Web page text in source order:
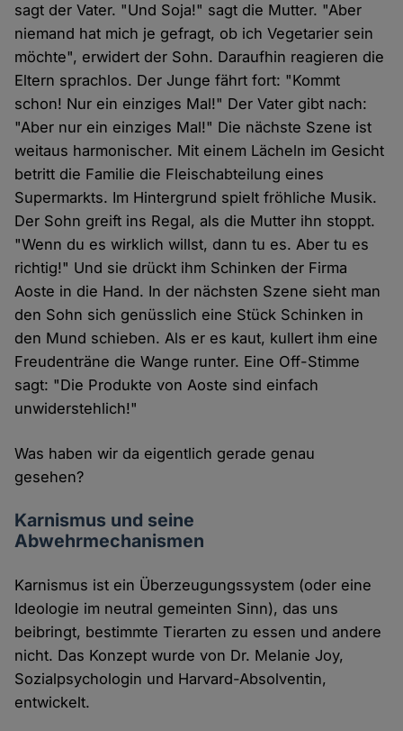
sagt der Vater. "Und Soja!" sagt die Mutter. "Aber
niemand hat mich je gefragt, ob ich Vegetarier sein
möchte", erwidert der Sohn. Daraufhin reagieren die
Eltern sprachlos. Der Junge fährt fort: "Kommt
schon! Nur ein einziges Mal!" Der Vater gibt nach:
"Aber nur ein einziges Mal!" Die nächste Szene ist
weitaus harmonischer. Mit einem Lächeln im Gesicht
betritt die Familie die Fleischabteilung eines
Supermarkts. Im Hintergrund spielt fröhliche Musik.
Der Sohn greift ins Regal, als die Mutter ihn stoppt.
"Wenn du es wirklich willst, dann tu es. Aber tu es
richtig!" Und sie drückt ihm Schinken der Firma
Aoste in die Hand. In der nächsten Szene sieht man
den Sohn sich genüsslich eine Stück Schinken in
den Mund schieben. Als er es kaut, kullert ihm eine
Freudenträne die Wange runter. Eine Off-Stimme
sagt: "Die Produkte von Aoste sind einfach
unwiderstehlich!"
Was haben wir da eigentlich gerade genau
gesehen?
Karnismus und seine
Abwehrmechanismen
Karnismus ist ein Überzeugungssystem (oder eine
Ideologie im neutral gemeinten Sinn), das uns
beibringt, bestimmte Tierarten zu essen und andere
nicht. Das Konzept wurde von Dr. Melanie Joy,
Sozialpsychologin und Harvard-Absolventin,
entwickelt.